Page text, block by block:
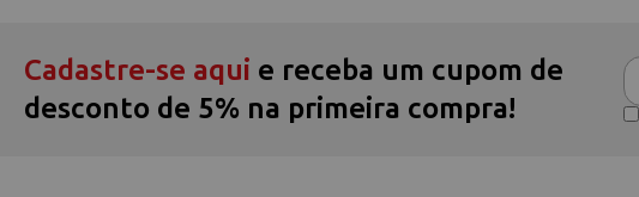
Cadastre-se aqui e receba um cupom de
desconto de 5% na primeira compra!